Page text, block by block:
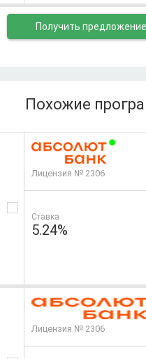
Получить предложение
Похожие
Лицензия № 2306
Ставка
5.24%
Лицензия № 2306